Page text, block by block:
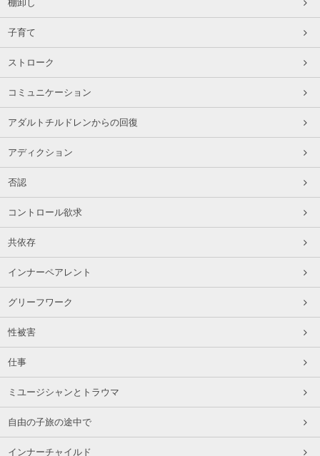
棚卸し
子育て
ストローク
コミュニケーション
アダルトチルドレンからの回復
アディクション
否認
コントロール欲求
共依存
インナーペアレント
グリーフワーク
性被害
仕事
ミユージシャンとトラウマ
自由の子旅の途中で
インナーチャイルド